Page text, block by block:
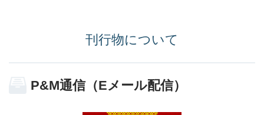
刊行物について
P&M通信（Eメール配信）